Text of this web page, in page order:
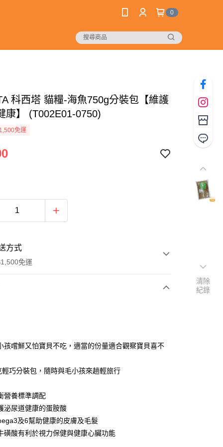
0
科西塔 貓糧-海魚750g分裝包【維護
康】 (T002E01-0750)
免運
方式
免運
款
先享後付」】
付是「在收到商品之後才付款」的支付方式。 讓您購物簡單
不需註冊會員、不需綁卡、不需儲值。
只要手機號碼，簡訊認證，即可結帳。
孩嚐鮮又怕寶貝不吃，適當的份量適合觀察寶貝喜不
輕巧分裝包，隨時與毛小孩來趟輕旅行
營養標準調配
泌尿道健康的蛋胺酸
及6幫助健康的皮膚及毛髮
磺酸有利於視力保健與健康心臟功能
清除
紀錄